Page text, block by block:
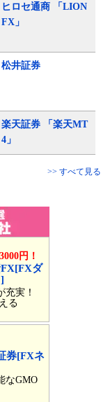
ヒロセ通商 「LION
FX」
松井証券
楽天証券 「楽天MT
4」
>> すべて見る
円！
ダ
充実！
る
券[FXネ
なGMO